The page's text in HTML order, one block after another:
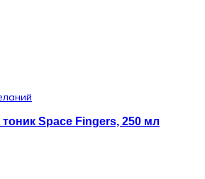
Space Fingers, 250 мл